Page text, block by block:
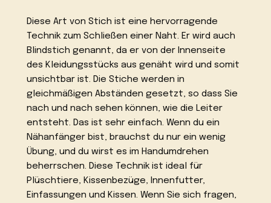
Diese Art von Stich ist eine hervorragende
Technik zum Schließen einer Naht. Er wird auch
Blindstich genannt, da er von der Innenseite
des Kleidungsstücks aus genäht wird und somit
unsichtbar ist. Die Stiche werden in
gleichmäßigen Abständen gesetzt, so dass Sie
nach und nach sehen können, wie die Leiter
entsteht. Das ist sehr einfach. Wenn du ein
Nähanfänger bist, brauchst du nur ein wenig
Übung, und du wirst es im Handumdrehen
beherrschen. Diese Technik ist ideal für
Plüschtiere, Kissenbezüge, Innenfutter,
Einfassungen und Kissen. Wenn Sie sich fragen,